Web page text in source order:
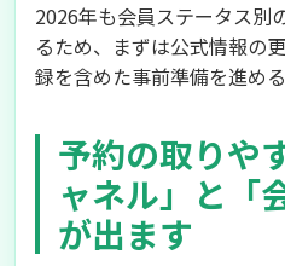
2026年も会員ステータス別
るため、まずは公式情報の
録を含めた事前準備を進め
予約の取りや
ャネル」と「
が出ます